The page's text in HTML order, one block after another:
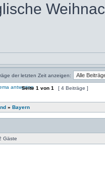
der letzten Zeit anzeigen:
Seite 1 von 1 [ 4 Beiträge ]
» Bayern
Gäste